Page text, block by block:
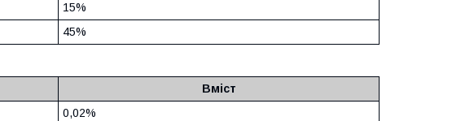
15%
45%
Вміст
0,02%